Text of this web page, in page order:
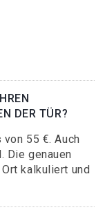
DER TÜR?
55 €. Auch
Die genauen
kalkuliert und